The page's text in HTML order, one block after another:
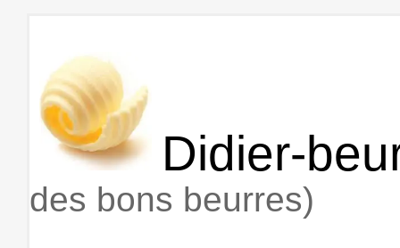
Didier-
des bons beurres)